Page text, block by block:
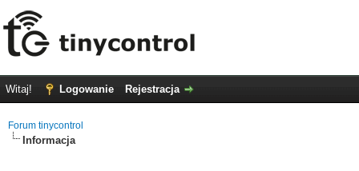
Witaj! Logowanie Rejestracja
Forum tinycontrol
Informacja